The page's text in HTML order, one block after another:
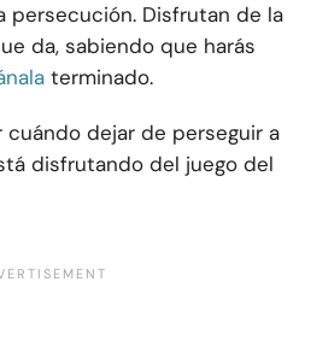
persecución. Disfrutan de la
da, sabiendo que harás
terminado.
dejar de perseguir a
disfrutando del juego del